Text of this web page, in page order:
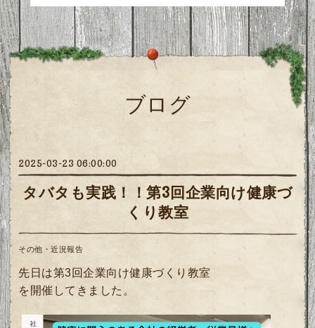
ブログ
2025-03-23 06:00:00
タバタも実践！！第3回企業向け健康づ
くり教室
その他・近況報告
先日は第3回企業向け健康づくり教室
を開催してきました。